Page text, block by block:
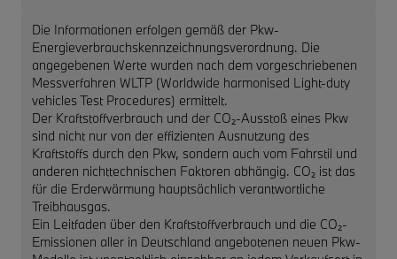
Die Informationen erfolgen gemäß der Pkw-
Energieverbrauchskennzeichnungsverordnung. Die
angegebenen Werte wurden nach dem vorgeschriebenen
Messverfahren WLTP (Worldwide harmonised Light-duty
vehicles Test Procedures) ermittelt.
Der Kraftstoffverbrauch und der CO₂-Ausstoß eines Pkw
sind nicht nur von der effizienten Ausnutzung des
Kraftstoffs durch den Pkw, sondern auch vom Fahrstil und
anderen nichttechnischen Faktoren abhängig. CO₂ ist das
für die Erderwärmung hauptsächlich verantwortliche
Treibhausgas.
Ein Leitfaden über den Kraftstoffverbrauch und die CO₂-
Emissionen aller in Deutschland angebotenen neuen Pkw-